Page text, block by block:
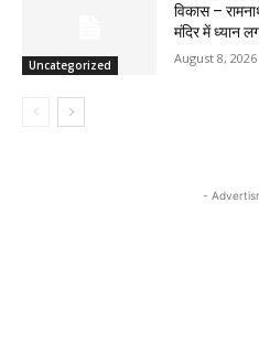
Uncategorized
विकास –
मंदिर में ध्यान
August 8, 2026
-